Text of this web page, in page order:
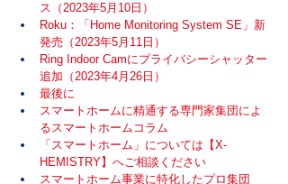
ス（2023年5月10日）
Roku：「Home Monitoring System SE」新
発売（2023年5月11日）
Ring Indoor Camにプライバシーシャッター
追加（2023年4月26日）
最後に
スマートホームに精通する専門家集団によ
るスマートホームコラム
「スマートホーム」については【X-
HEMISTRY】へご相談ください
スマートホーム事業に特化したプロ集団